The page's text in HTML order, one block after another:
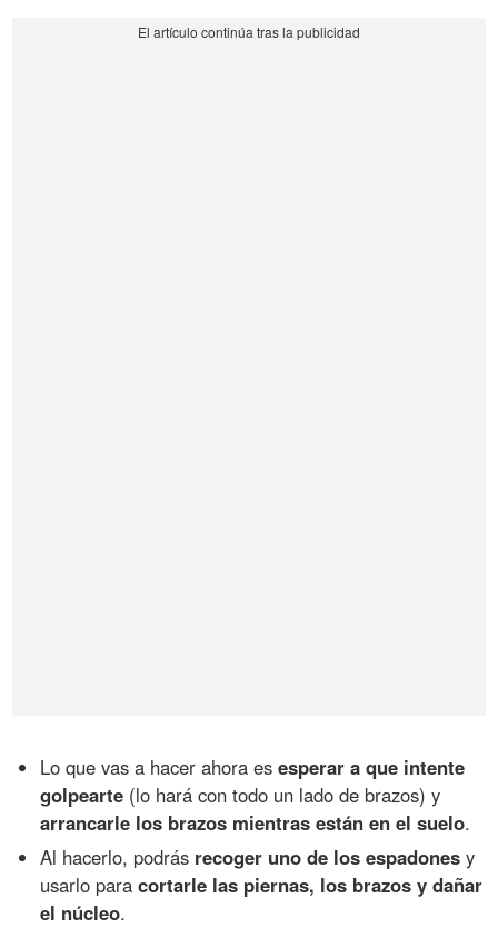
Lo que vas a hacer ahora esesperar a que intente
golpearte (lo hará con todo un lado de brazos) y
arrancarle los brazos mientras están en el suelo.
Al hacerlo, podrás recoger uno de los espadones y
usarlo paracortarle las piernas, los brazos y dañar
el núcleo.